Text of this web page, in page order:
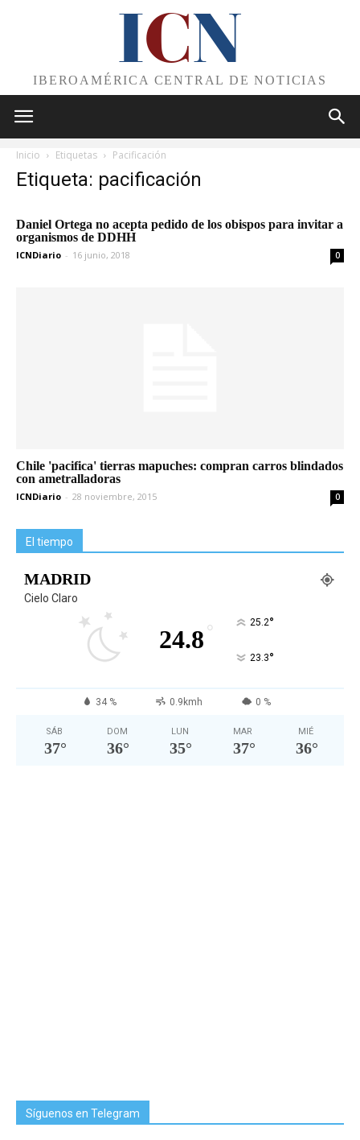
ICN
IBEROAMÉRICA CENTRAL DE NOTICIAS
Inicio Etiquetas Pacificación
Etiqueta: pacificación
Daniel Ortega no acepta pedido de los obispos para invitar a
organismos de DDHH
ICNDiario - 16 junio, 2018 0
Chile 'pacifica' tierras mapuches: compran carros blindados
con ametralladoras
ICNDiario - 28 noviembre, 2015 0
El tiempo
MADRID
Cielo Claro
24.8 ° 25.2°
23.3°
34 % 0.9kmh 0 %
SÁB
37°
DOM
36°
LUN
35°
MAR
37°
MIÉ
36°
Síguenos en Telegram